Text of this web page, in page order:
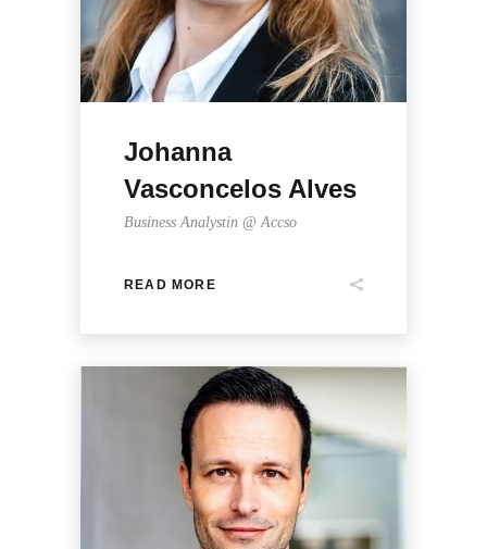
Johanna
Vasconcelos Alves
Business Analystin @ Accso
READ MORE